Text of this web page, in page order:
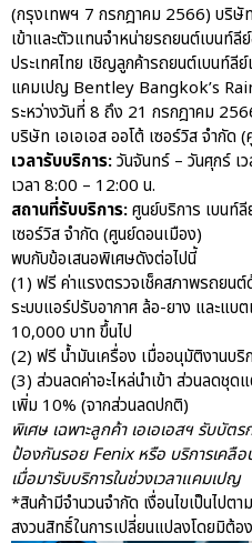
(กรุงเทพฯ 7 กรกฎาคม 2566) บริษัท
เข้าและตัวแทนจำหน่ายรถยนต์เบนท์ลี
ประเทศไทย เชิญลูกค้ารถยนต์เบนท์ลี
แคมเปญ Bentley Bangkok’s
ระหว่างวันที่ 8 ถึง 21 กรกฎาคม
บริษัท เอเอเอส ออโต้ เซอร์วิส จำกัด
เวลารับบริการ:วันจันทร์ – วันศุกร์ เ
เวลา 8:00 – 12:00 น.
สถานที่รับบริการ:ศูนย์บริการ เบนท์
เซอร์วิส จำกัด (ศูนย์ดอนเมือง)
พบกับข้อเสนอพิเศษดังต่อไปนี้
(1) ฟรี ค่าแรงตรวจเช็คสภาพรถยน
ระบบแอร์ปรับอากาศ ล้อ-ยาง และแบ
10,000 บาท ขึ้นไป
(2) ฟรี น้ำมันเครื่อง เมื่ออนุมัติงานบ
(3) ส่วนลดค่าอะไหล่นำเข้า ส่วนลดชุ
เพิ่ม 10% (จากส่วนลดปกติ)
พิเศษ เฉพาะลูกค้า เอเอเอสฯ รับบั
ป้องกันรอย Fenix หรือ บริการเคลื
เมื่อมารับบริการในช่วงเวลาแคมเปญ
*สินค้ามีจำนวนจำกัด เงื่อนไขเป็นไป
สงวนสิทธิ์ในการเปลี่ยนแปลงโดยมิต้อ